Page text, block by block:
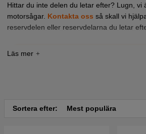
Hittar du inte delen du letar efter? Lugn, vi
motorsågar. Kontakta oss så skall vi
reservdelen eller reservdelarna du letar
Tryck här för sprängskiss och
Sortera efter: Mest populära